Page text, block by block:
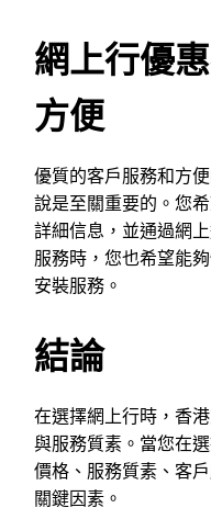
網上行優
方便
優質的客戶服務和方
說是至關重要的。您
詳細信息，並通過網
服務時，您也希望能
安裝服務。
結論
在選擇網上行時，香
與服務質素。當您在
價格、服務質素、客
關鍵因素。